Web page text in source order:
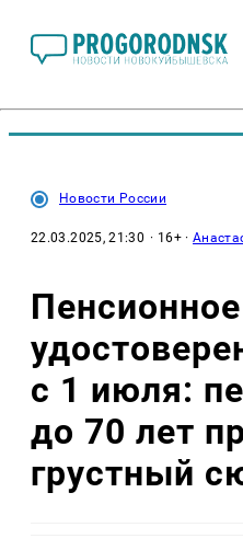
Новости России
22.03.2025, 21:30 · 16+ ·
Пенсионное
с 1 июля:
до 70 лет
грустный